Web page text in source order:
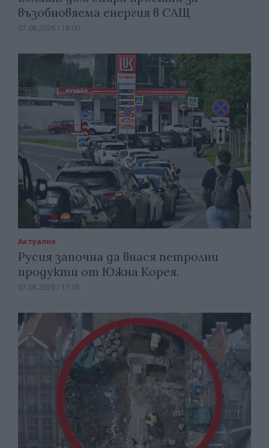
възобновяема енергия в САЩ
07.08.2026 / 18:00
Актуално
Русия започна да внася петролни
продукти от Южна Корея.
07.08.2026 / 17:05